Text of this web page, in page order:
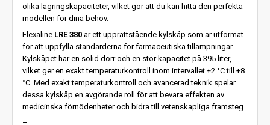
olika lagringskapaciteter, vilket gör att du kan hitta den perfekta
modellen för dina behov.
Flexaline LRE 380 är ett upprättstående kylskåp som är utformat
för att uppfylla standarderna för farmaceutiska tillämpningar.
Kylskåpet har en solid dörr och en stor kapacitet på 395 liter,
vilket ger en exakt temperaturkontroll inom intervallet +2 °C till +8
°C. Med exakt temperaturkontroll och avancerad teknik spelar
dessa kylskåp en avgörande roll för att bevara effekten av
medicinska förnödenheter och bidra till vetenskapliga framsteg.
–